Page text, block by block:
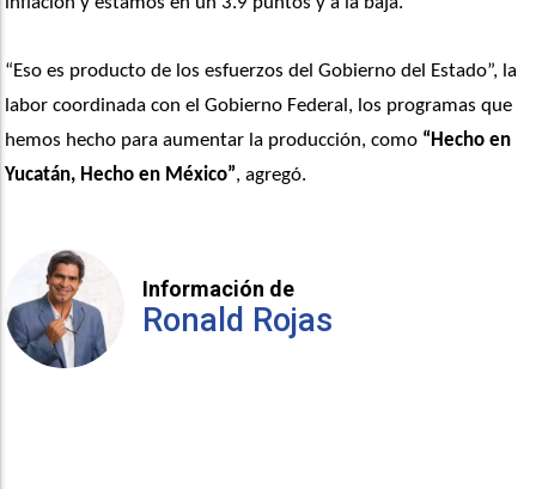
“Eso es producto de los esfuerzos del Gobierno del Estado”, la
labor coordinada con el Gobierno Federal, los programas que
hemos hecho para aumentar la producción, como “Hecho en
Yucatán, Hecho en México”, agregó.
Información de
Ronald Rojas